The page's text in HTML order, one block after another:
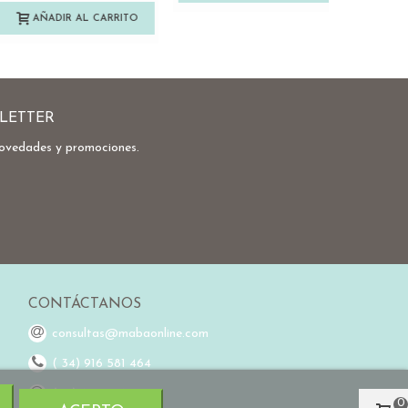
AÑADIR AL CARRITO
y promociones.
CONTÁCTANOS
consultas@mabaonline.com
( 34) 916 581 464
(34) 648 976 755
0